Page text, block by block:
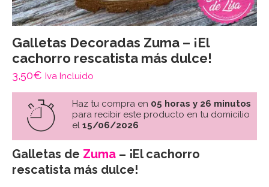
Galletas Decoradas Zuma – ¡El
cachorro rescatista más dulce!
3,50€ Iva Incluido
Haz tu compra en 05 horas y 26 minutos
para recibir este producto en tu domicilio
el 15/06/2026
Galletas de Zuma – ¡El cachorro
rescatista más dulce!